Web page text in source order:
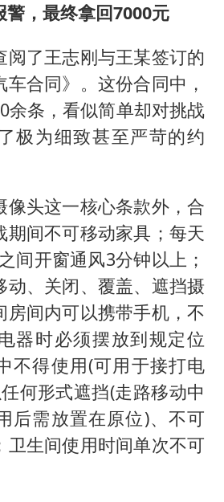
，最终拿回7000元
阅了王志刚与王某签订的
车合同》。这份合同中，
余条，看似简单却对挑战
极为细致甚至严苛的约
像头这一核心条款外，合
期间不可移动家具；每天
间开窗通风3分钟以上；
动、关闭、覆盖、遮挡摄
房间内可以携带手机，不
器时必须摆放到规定位
不得使用(可用于接打电
何形式遮挡(走路移动中
后需放置在原位)、不可
卫生间使用时间单次不可